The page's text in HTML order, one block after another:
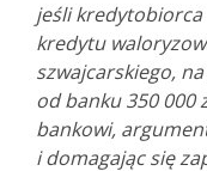
jeśli kredytobiorca
kredytu
szwajcarskiego,
od banku 350 000
bankowi,
i domagając się